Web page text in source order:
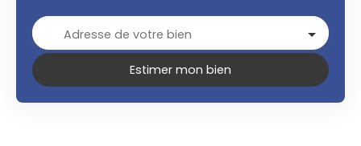
Adresse de votre bien
Estimer mon bien